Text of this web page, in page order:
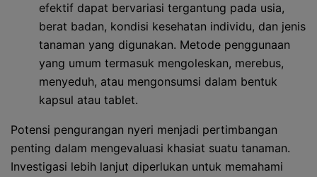
efektif dapat bervariasi tergantung pada usia,
berat badan, kondisi kesehatan individu, dan jenis
tanaman yang digunakan. Metode penggunaan
yang umum termasuk mengoleskan, merebus,
menyeduh, atau mengonsumsi dalam bentuk
kapsul atau tablet.
Potensi pengurangan nyeri menjadi pertimbangan
penting dalam mengevaluasi khasiat suatu tanaman.
Investigasi lebih lanjut diperlukan untuk memahami